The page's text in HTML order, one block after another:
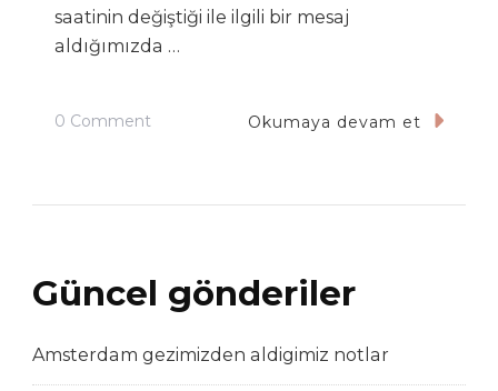
saatinin değiştiği ile ilgili bir mesaj
aldığımızda …
0 Comment
Fırsata
Dönüştürebilirim?
Okumaya devam et
Güncel gönderiler
Amsterdam gezimizden aldigimiz notlar